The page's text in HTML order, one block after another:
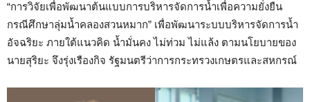
“การวิจัยเพื่อพัฒนาต้นแบบการบริหารจัดการน้ำเพื่อความยั่งยืน
กรณีศึกษาลุ่มน้ำคลองสวนหมาก” เพื่อพัฒนาระบบบริหารจัดการน้ำ
อัจฉริยะ ภายใต้แนวคิด น้ำมั่นคง ไม่ท่วม ไม่แล้ง ตามนโยบายของ
นายสุริยะ จึงรุ่งเรืองกิจ รัฐมนตรีว่าการกระทรวงเกษตรและสหกรณ์